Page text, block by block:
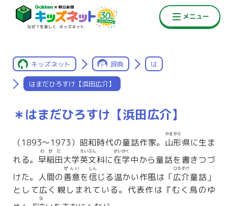
キッズネット 辞典 は
はまだひろすけ【浜田広介】
＊はまだひろすけ【浜田広介】
（1893〜1973）昭和時代の童話作家。 山形
やまがた
県に生ま
れる。 早稲田
わせだ
大学英文
えいぶん
科に在学
ざいがく
中から童話を書きつづ
けた。人間の善意
ぜんい
を信
しん
じる温かい作風は「広介
ひろすけ
童話」
として広く親しまれている。代表作は『むく鳥のゆ
な